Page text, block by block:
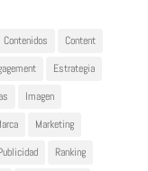
Contenidos
Content
Estrategia
Imagen
Marketing
Ranking